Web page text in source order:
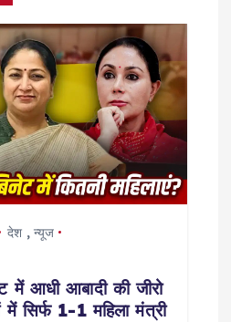
देश , न्यूज
में आधी आबादी की जीरो
में सिर्फ 1-1 महिला मंत्री